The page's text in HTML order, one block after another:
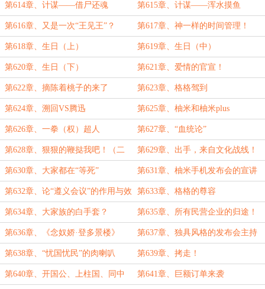
第614章、计谋——借尸还魂 第615章、计谋——浑水摸鱼
第616章、又是一次“王见王”？ 第617章、神一样的时间管理！
第618章、生日（上） 第619章、生日（中）
第620章、生日（下） 第621章、爱情的官宣！
第622章、摘陈着桃子的来了 第623章、格格驾到
第624章、溯回VS腾迅 第625章、柚米和柚米plus
第626章、一拳（权）超人 第627章、“血统论”
第628章、狠狠的鞭挞我吧！（二
合一）
第629章、出手，来自文化战线！
第630章、大家都在“等死” 第631章、柚米手机发布会的宣讲
人
第632章、论“遵义会议”的作用与效
果
第633章、格格的尊容
第634章、大家族的白手套？ 第635章、所有民营企业的归途！
第636章、《念奴娇·登多景楼》 第637章、独具风格的发布会主持
人（二合一）
第638章、“忧国忧民”的肉喇叭 第639章、拷走！
第640章、开国公、上柱国、同中 第641章、巨额订单来袭